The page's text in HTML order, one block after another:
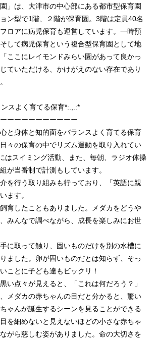
」は、大津市の中心部にある都市型保育園
ン型で1階、２階が保育園。3階は定員40名
ロアに病児保育も運営しています。一時預
して病児保育という複合型保育園として地
ここにレイモンドみらい園があって良かっ
ていただける、かけがえのない存在であり
スよく育てる保育*:.,.:*
ーーーーーーーーーー
と身体と知的面をバランスよく育てる保育
々の保育の中でリズム運動を取り入れてい
はスイミング活動、また、毎朝、ラジオ体操
が当番制で計測もしています。
を行う取り組みも行っており、「英語に親
ます。
育したこともありました。メダカをどうや
みんなで調べながら、成長を楽しみにお世
に取って触り、固いものだけを別の水槽に
ました。卵が固いものだとは知らず、そっ
ことに子ども達もビックリ！
い点々が見えると、「これは何だろう？」
メダカの赤ちゃんの目だと分かると、驚い
ゃんが誕生するシーンを見ることができる
を細めないと見えないほどの小さな赤ちゃ
がら慈しむ姿がありました。命の大切さを